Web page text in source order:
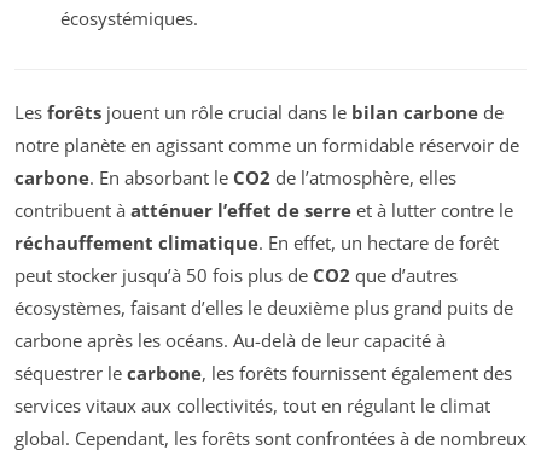
écosystémiques.
Les forêts jouent un rôle crucial dans le bilan carbone de
notre planète en agissant comme un formidable réservoir de
carbone. En absorbant le CO2 de l’atmosphère, elles
contribuent à atténuer l’effet de serre et à lutter contre le
réchauffement climatique. En effet, un hectare de forêt
peut stocker jusqu’à 50 fois plus de CO2 que d’autres
écosystèmes, faisant d’elles le deuxième plus grand puits de
carbone après les océans. Au-delà de leur capacité à
séquestrer le carbone, les forêts fournissent également des
services vitaux aux collectivités, tout en régulant le climat
global. Cependant, les forêts sont confrontées à de nombreux